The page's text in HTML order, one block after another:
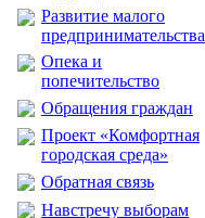
Развитие малого
предпринимательства
Опека и
попечительство
Обращения граждан
Проект «Комфортная
городская среда»
Обратная связь
Навстречу выборам